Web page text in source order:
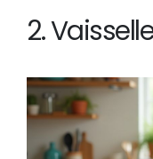
2.